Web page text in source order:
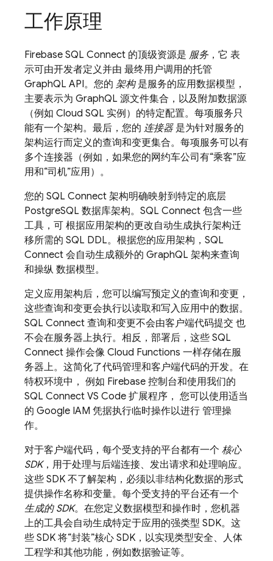
工作原理
Firebase SQL Connect 的顶级资源是 服务，它 表
示可由开发者定义并由 最终用户调用的托管
GraphQL API。您的 架构是服务的应用数据模型，
主要表示为 GraphQL 源文件集合，以及附加数据源
（例如 Cloud SQL 实例）的特定配置。每项服务只
能有一个架构。最后，您的 连接器是为针对服务的
架构运行而定义的查询和变更集合。每项服务可以有
多个连接器（例如，如果您的网约车公司有“乘客”应
用和“司机”应用）。
您的 SQL Connect 架构明确映射到特定的底层
PostgreSQL 数据库架构。 SQL Connect 包含一些
工具，可 根据应用架构的更改自动生成执行架构迁
移所需的 SQL DDL。根据您的应用架构， SQL
Connect 会自动生成额外的 GraphQL 架构来查询
和操纵 数据模型。
定义应用架构后，您可以编写预定义的查询和变更，
这些查询和变更会执行以读取和写入应用中的数据。
SQL Connect 查询和变更不会由客户端代码提交 也
不会在服务器上执行。相反，部署后，这些 SQL
Connect 操作会像 Cloud Functions 一样存储在服
务器上。这简化了代码管理和客户端代码的开发。在
特权环境中， 例如 Firebase 控制台和使用我们的
SQL Connect VS Code 扩展程序， 您可以使用适当
的 Google IAM 凭据执行临时操作以进行 管理操
作。
对于客户端代码，每个受支持的平台都有一个 核心
SDK，用于处理与后端连接、发出请求和处理响应。
这些 SDK 不了解架构，必须以非结构化数据的形式
提供操作名称和变量。每个受支持的平台还有一个
生成的 SDK。在您定义数据模型和操作时，您机器
上的工具会自动生成特定于应用的强类型 SDK。这
些 SDK 将“封装”核心 SDK，以实现类型安全、人体
工程学和其他功能，例如数据验证等。